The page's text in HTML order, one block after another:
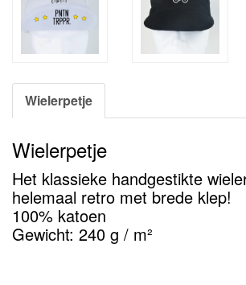
Wielerpetje
Wielerpetje
Het klassieke handgestikte
helemaal retro met brede klep!
100% katoen
Gewicht: 240 g / m²